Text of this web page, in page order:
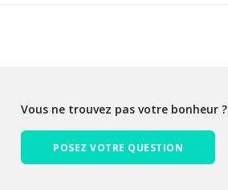
Vous ne trouvez pas votre bonheur ?
POSEZ VOTRE QUESTION